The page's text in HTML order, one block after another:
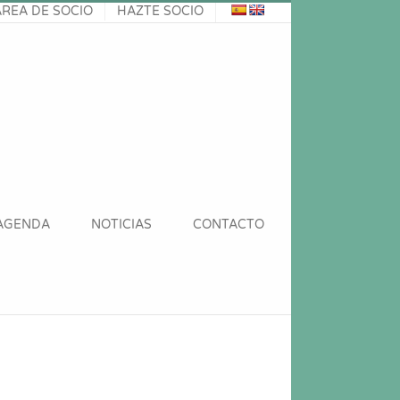
DE SOCIO HAZTE SOCIO
NOTICIAS CONTACTO